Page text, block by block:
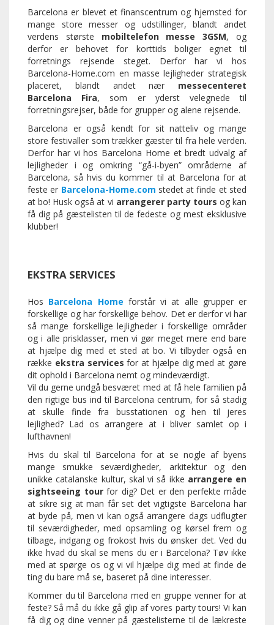
Barcelona er blevet et finanscentrum og hjemsted for
mange store messer og udstillinger, blandt andet
verdens største mobiltelefon messe 3GSM, og
derfor er behovet for korttids boliger egnet til
forretnings rejsende steget. Derfor har vi hos
Barcelona-Home.com en masse lejligheder strategisk
placeret, blandt andet nær messecenteret
Barcelona Fira, som er yderst velegnede til
forretningsrejser, både for grupper og alene rejsende.
Barcelona er også kendt for sit natteliv og mange
store festivaller som trækker gæster til fra hele verden.
Derfor har vi hos Barcelona Home et bredt udvalg af
lejligheder i og omkring “gå-i-byen” områderne af
Barcelona, så hvis du kommer til at Barcelona for at
feste er Barcelona-Home.com stedet at finde et sted
at bo! Husk også at vi arrangerer party tours og kan
få dig på gæstelisten til de fedeste og mest eksklusive
klubber!
EKSTRA SERVICES
Hos Barcelona Home forstår vi at alle grupper er
forskellige og har forskellige behov. Det er derfor vi har
så mange forskellige lejligheder i forskellige områder
og i alle prisklasser, men vi gør meget mere end bare
at hjælpe dig med et sted at bo. Vi tilbyder også en
række ekstra services for at hjælpe dig med at gøre
dit ophold i Barcelona nemt og mindeværdigt.
Vil du gerne undgå besværet med at få hele familien på
den rigtige bus ind til Barcelona centrum, for så stadig
at skulle finde fra busstationen og hen til jeres
lejlighed? Lad os arrangere at i bliver samlet op i
lufthavnen!
Hvis du skal til Barcelona for at se nogle af byens
mange smukke seværdigheder, arkitektur og den
unikke catalanske kultur, skal vi så ikke arrangere en
sightseeing tourfor dig? Det er den perfekte måde
at sikre sig at man får set det vigtigste Barcelona har
at byde på, men vi kan også arrangere dags udflugter
til seværdigheder, med opsamling og kørsel frem og
tilbage, indgang og frokost hvis du ønsker det. Ved du
ikke hvad du skal se mens du er i Barcelona? Tøv ikke
med at spørge os og vi vil hjælpe dig med at finde de
ting du bare må se, baseret på dine interesser.
Kommer du til Barcelona med en gruppe venner for at
feste? Så må du ikke gå glip af vores party tours! Vi kan
få dig og dine venner på gæstelisterne til de lækreste